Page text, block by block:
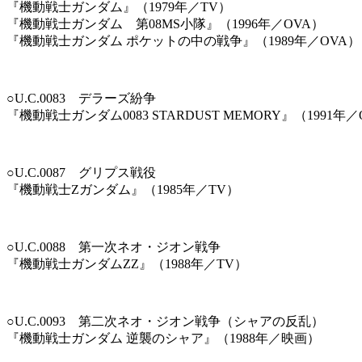
『機動戦士ガンダム』（1979年／TV）
『機動戦士ガンダム 第08MS小隊』（1996年／OVA）
『機動戦士ガンダム ポケットの中の戦争』（1989年／OVA）
○U.C.0083 デラーズ紛争
『機動戦士ガンダム0083 STARDUST MEMORY』（1991年
○U.C.0087 グリプス戦役
『機動戦士Zガンダム』（1985年／TV）
○U.C.0088 第一次ネオ・ジオン戦争
『機動戦士ガンダムZZ』（1988年／TV）
○U.C.0093 第二次ネオ・ジオン戦争（シャアの反乱）
『機動戦士ガンダム 逆襲のシャア』（1988年／映画）